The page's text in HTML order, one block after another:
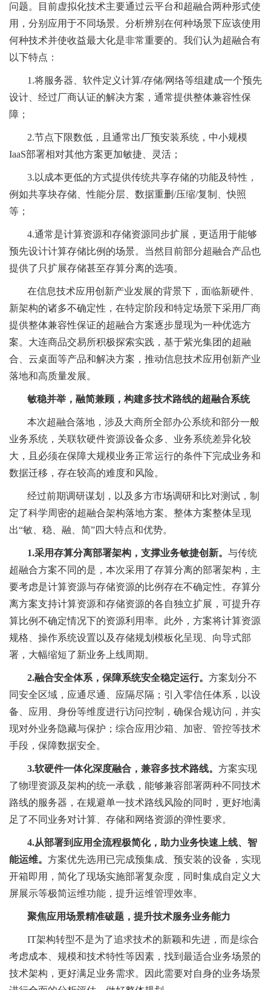
问题。目前虚拟化技术主要通过云平台和超融合两种形式使
用，分别应用于不同场景。分析辨别在何种场景下应该使用
何种技术并使收益最大化是非常重要的。我们认为超融合有
以下特点：
1.将服务器、软件定义计算/存储/网络等组建成一个预先
设计、经过厂商认证的解决方案，通常提供整体兼容性保
障；
2.节点下限数低，且通常出厂预安装系统，中小规模
IaaS部署相对其他方案更加敏捷、灵活；
3.以成本更低的方式提供传统共享存储的功能及特性，
例如共享块存储、性能分层、数据重删/压缩/复制、快照
等；
4.通常是计算资源和存储资源同步扩展，更适用于能够
预先设计计算存储比例的场景。当然目前部分超融合产品也
提供了只扩展存储甚至存算分离的选项。
在信息技术应用创新产业发展的背景下，面临新硬件、
新架构的诸多不确定性，在特定阶段和特定场景下采用厂商
提供整体兼容性保证的超融合方案逐步显现为一种优选方
案。大连商品交易所积极探索实践，基于紫光集团的超融
合、云桌面等产品和解决方案，推动信息技术应用创新产业
落地和高质量发展。
敏稳并举，融简兼顾，构建多技术路线的超融合系统
本次超融合落地，涉及大商所全部办公系统和部分一般
业务系统，关联软硬件资源设备众多、业务系统差异化较
大，且必须在保障大规模业务正常运行的条件下完成业务和
数据迁移，存在较高的难度和风险。
经过前期调研谋划，以及多方市场调研和比对测试，制
定了科学周密的超融合架构落地方案。整体方案整体呈现
出“敏、稳、融、简”四大特点和优势。
1.采用存算分离部署架构，支撑业务敏捷创新。 与传统
超融合方案不同的是，本次采用了存算分离的部署架构，主
要考虑是计算资源与存储资源的比例存在不确定性。存算分
离方案支持计算资源和存储资源的各自独立扩展，可提升存
算比例不确定情况下的资源利用率。此外，方案将计算资源
规格、操作系统设置以及存储规划模板化呈现、向导式部
署，大幅缩短了新业务上线周期。
2.融合安全体系，保障系统安全稳定运行。 方案划分不
同安全区域，应通尽通、应隔尽隔；引入零信任体系，以设
备、应用、身份等维度进行访问控制，确保合规访问，并实
现对外业务隐藏与保护；综合应用沙箱、加密、管控等技术
手段，保障数据安全。
3.软硬件一体化深度融合，兼容多技术路线。 方案实现
了物理资源及架构的统一承载，能够兼容部署两种不同技术
路线的服务器，在规避单一技术路线风险的同时，更好地满
足了不同业务对计算、存储和网络资源的弹性要求。
4.从部署到应用全流程极简化，助力业务快速上线、智
能运维。 方案优先选用已完成预集成、预安装的设备，实现
开箱即用，简化了现场实施部署复杂度，同时集成自定义大
屏展示等极简运维功能，提升运维管理效率。
聚焦应用场景精准破题，提升技术服务业务能力
IT架构转型不是为了追求技术的新颖和先进，而是综合
考虑成本、规模和技术特性等因素，找到最适合业务场景的
技术架构，更好满足业务需求。因此需要对自身的业务场景